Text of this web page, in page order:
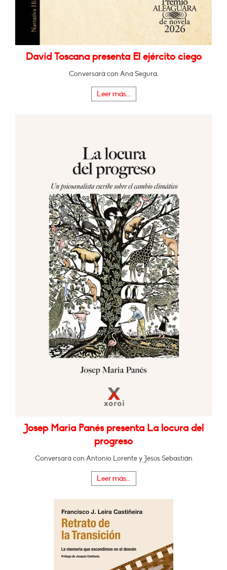
David Toscana presenta El ejército ciego
Conversará con Ana Segura.
Leer más...
Josep Maria Panés presenta La locura del
progreso
Conversará con Antonio Lorente y Jesús Sebastián
Leer más...